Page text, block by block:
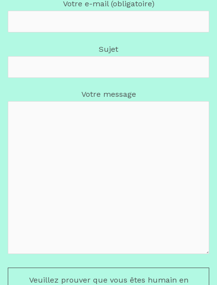
Votre e-mail (obligatoire)
Sujet
Votre message
Veuillez prouver que vous êtes humain en